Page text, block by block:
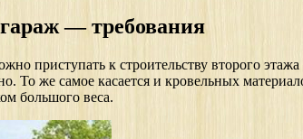
— требования
приступать к строительству второго
То же самое касается и кровельных
большого веса.